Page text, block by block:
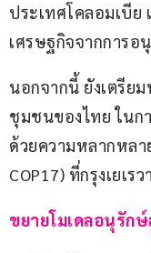
ประเทศโคลอมเบีย
เศรษฐกิจจากการอ
นอกจากนี้ ยังเตรีย
ชุมชนของไทย ใน
ด้วยความหลากหลา
COP17) ที่กรุงเยเ
ขยายโมเดลอนุรัก